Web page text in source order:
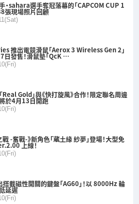
・sahara選手奪冠落幕的「CAPCOM CUP 1
張現場照片回顧
推出電競滑鼠「Aerox 3 Wireless Gen 2」
日發售！滑鼠墊「QcK …
Real Gold」與《快打旋風》合作！限定聯名周邊
於4月13日開跑
戰 -奮戰-》新角色「蔵土緣 紗夢」登場！大型免
上線！
載磁性開關的鍵盤「AG60」！以 8000Hz 輪
延遲